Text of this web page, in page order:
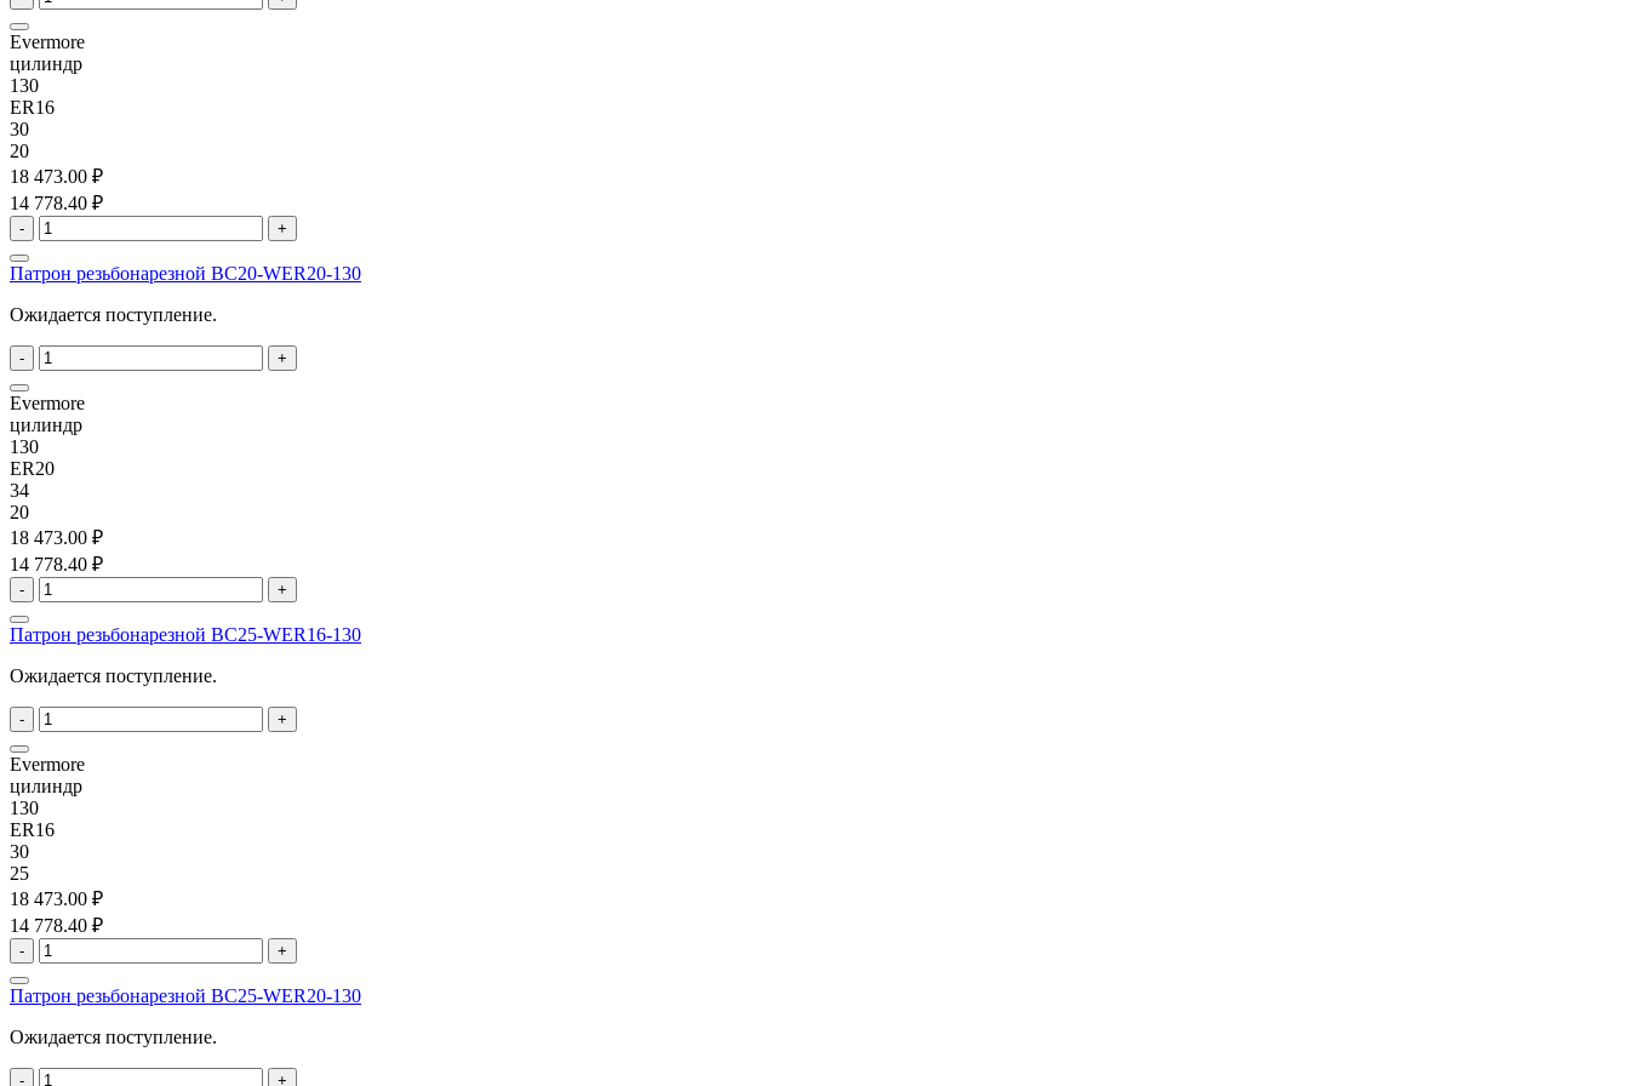
Evermore
цилиндр
130
ER16
30
20
18 473.00 ₽
14 778.40 ₽
- +
Патрон резьбонарезной BC20-WER20-130
Ожидается поступление.
- +
Evermore
цилиндр
130
ER20
34
20
18 473.00 ₽
14 778.40 ₽
- +
Патрон резьбонарезной BC25-WER16-130
Ожидается поступление.
- +
Evermore
цилиндр
130
ER16
30
25
18 473.00 ₽
14 778.40 ₽
- +
Патрон резьбонарезной BC25-WER20-130
Ожидается поступление.
- +